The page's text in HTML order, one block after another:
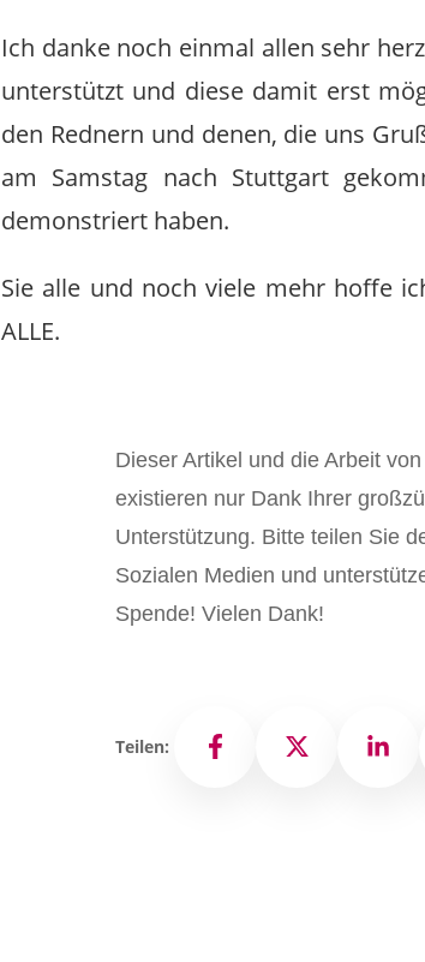
Ich danke noch einmal allen sehr
unterstützt und diese damit erst
den Rednern und denen, die uns
am Samstag nach Stuttgart
demonstriert haben.
Sie alle und noch viele mehr hoffe
ALLE.
Dieser Artikel und die Arbeit
existieren nur Dank Ihrer
Unterstützung. Bitte teilen Sie
Sozialen Medien und
Spende! Vielen Dank!
Teilen: Facebook X